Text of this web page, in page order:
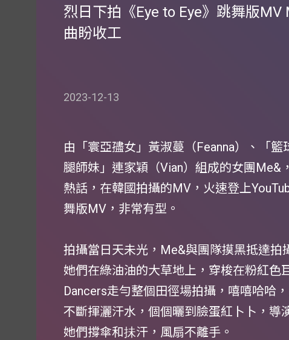
烈日下拍《Eye to Eye》跳舞版MV
曲盼收工
2023-12-13
由「寰亞孻女」黃淑蔓（Feanna）、「
腿師妹」連家穎（Vian）組成的女團Me&
熱話，在韓國拍攝的MV，火速登上
舞版MV，非常有型。
拍攝當日天未光，Me&與團隊摸黑抵達拍
她們在綠油油的大草地上，穿梭在粉紅色
Dancers走勻整個田徑場拍攝，嘻嘻哈哈
不斷揮灑汗水，個個曬到臉蛋紅卜卜，導
她們撐傘和抺汗，風扇不離手。